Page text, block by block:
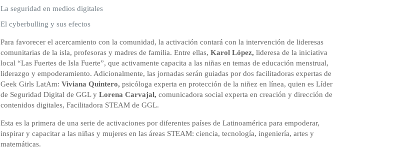
La seguridad en medios digitales
El cyberbulling y sus efectos
Para favorecer el acercamiento con la comunidad, la activación contará con la intervención de lideresas
comunitarias de la isla, profesoras y madres de familia. Entre ellas, Karol López, lideresa de la iniciativa
local “Las Fuertes de Isla Fuerte”, que activamente capacita a las niñas en temas de educación menstrual,
liderazgo y empoderamiento. Adicionalmente, las jornadas serán guiadas por dos facilitadoras expertas de
Geek Girls LatAm: Viviana Quintero, psicóloga experta en protección de la niñez en línea, quien es Líder
de Seguridad Digital de GGL y Lorena Carvajal, comunicadora social experta en creación y dirección de
contenidos digitales, Facilitadora STEAM de GGL.
Esta es la primera de una serie de activaciones por diferentes países de Latinoamérica para empoderar,
inspirar y capacitar a las niñas y mujeres en las áreas STEAM: ciencia, tecnología, ingeniería, artes y
matemáticas.